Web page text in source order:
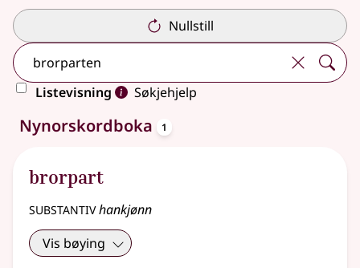
Nullstill
Listevisning
Søkjehjelp
Eitt treff
Nynorskordboka 1
brorpart
substantivhankjønn
Vis bøying